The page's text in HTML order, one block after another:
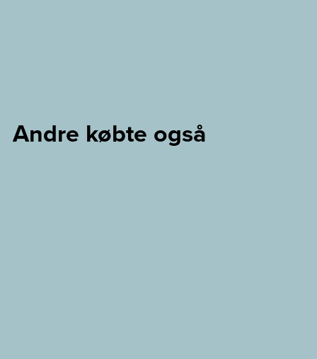
Andre købte også